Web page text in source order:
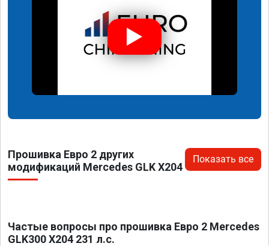
Прошивка Евро 2 других
модификаций Mercedes GLK X204
Показать все
Частые вопросы про прошивка Евро 2 Mercedes
GLK300 X204 231 л.с.